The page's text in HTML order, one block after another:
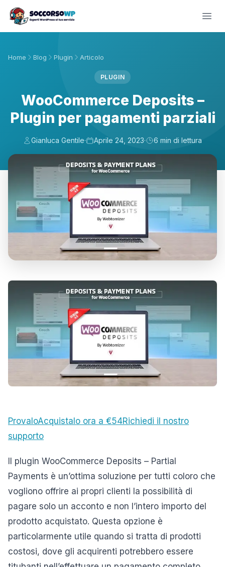
Home Blog Plugin Articolo
PLUGIN
WooCommerce Deposits –
Plugin per pagamenti parziali
Gianluca Gentile· Aprile 24, 2023· 6 min di lettura
ProvaloAcquistalo ora a €54Richiedi il nostro
supporto
Il plugin WooCommerce Deposits – Partial
Payments è un’ottima soluzione per tutti coloro che
vogliono offrire ai propri clienti la possibilità di
pagare solo un acconto e non l’intero importo del
prodotto acquistato. Questa opzione è
particolarmente utile quando si tratta di prodotti
costosi, dove gli acquirenti potrebbero essere